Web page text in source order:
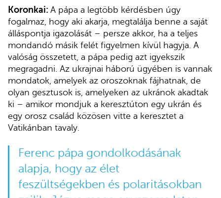
Koronkai: A pápa a legtöbb kérdésben úgy
fogalmaz, hogy aki akarja, megtalálja benne a saját
álláspontja igazolását – persze akkor, ha a teljes
mondandó másik felét figyelmen kívül hagyja. A
valóság összetett, a pápa pedig azt igyekszik
megragadni. Az ukrajnai háború ügyében is vannak
mondatok, amelyek az oroszoknak fájhatnak, de
olyan gesztusok is, amelyeken az ukránok akadtak
ki – amikor mondjuk a keresztúton egy ukrán és
egy orosz család közösen vitte a keresztet a
Vatikánban tavaly.
Ferenc pápa gondolkodásának
alapja, hogy az élet
feszültségekben és polaritásokban